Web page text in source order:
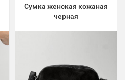
Сумка женская кожаная
черная